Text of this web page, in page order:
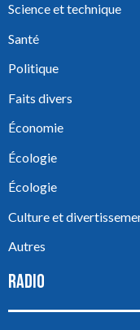
Science et technique
Santé
Politique
Faits divers
Économie
Écologie
Écologie
Culture et
Autres
RADIO